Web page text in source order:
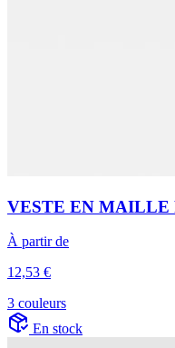
VESTE EN MAILLE
À partir de
12,53 €
3 couleurs
En stock